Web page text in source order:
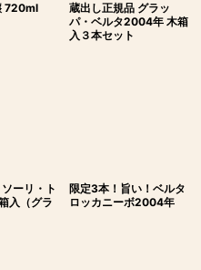
720ml
蔵出し正規品 グラッ
パ・ベルタ2004年 木箱
入３本セット
ーリ・ト
入（グラ
限定3本！旨い！ベルタ
ロッカニーボ2004年